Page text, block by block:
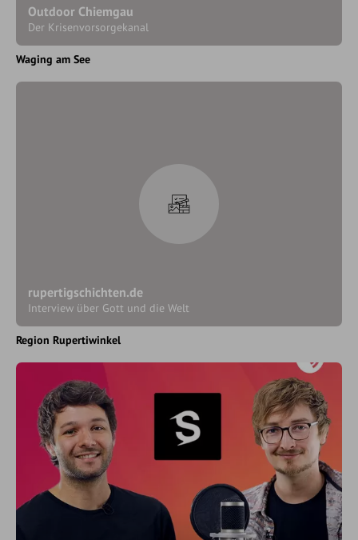
Outdoor Chiemgau
Der Krisenvorsorgekanal
Waging am See
rupertigschichten.de
Interview über Gott und die Welt
Region Rupertiwinkel